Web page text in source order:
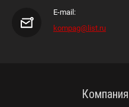
E-mail:
kompag@list.ru